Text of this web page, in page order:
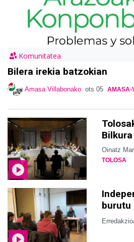
Komunitatea
Bilera irekia batzokian
Amasa Villabonako ots 05 AMASA-
Oinatz
TOLOSA
burutu